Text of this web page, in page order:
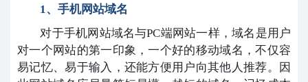
1、手机网站域名
对于手机网站域名与PC端网站一样，域名是用户
对一个网站的第一印象，一个好的移动域名，不仅容
易记忆、易于输入，还能方便用户向其他人推荐。因